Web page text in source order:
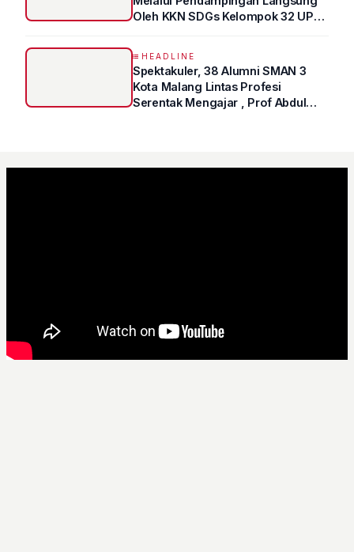
Oleh KKN SDGs Kelompok 32 UPN
HEADLINE
Spektakuler, 38 Alumni SMAN 3
Kota Malang Lintas Profesi
Serentak Mengajar , Prof Abdul